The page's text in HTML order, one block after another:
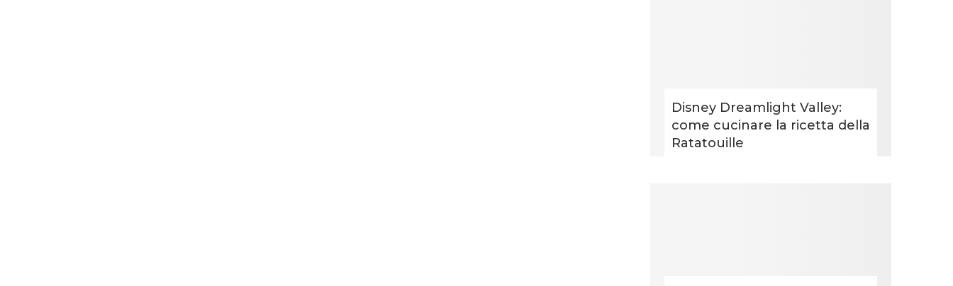
Disney Dreamlight Valley:
come cucinare la ricetta della
Ratatouille